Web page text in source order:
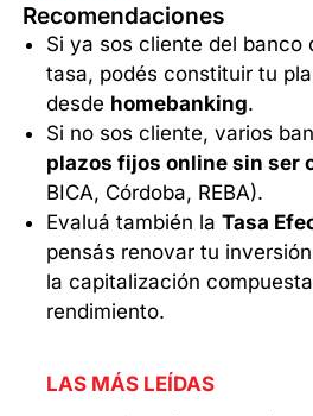
Recomendaciones
Si ya sos cliente del banco
tasa, podés constituir tu
desde homebanking.
Si no sos cliente, varios
plazos fijos online sin ser
BICA, Córdoba, REBA).
Evaluá también laTasa
pensás renovar tu
la capitalización
rendimiento.
LAS MÁS LEÍDAS